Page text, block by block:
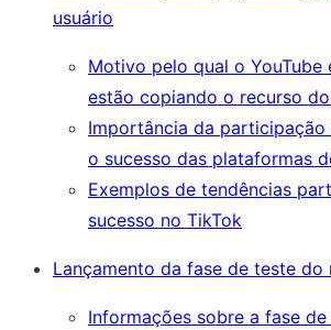
usuário
Motivo pelo qual o YouTube
estão copiando o recurso
Importância da participação
o sucesso das plataformas
Exemplos de tendências
sucesso no TikTok
Lançamento da fase de teste do
Informações sobre a fase